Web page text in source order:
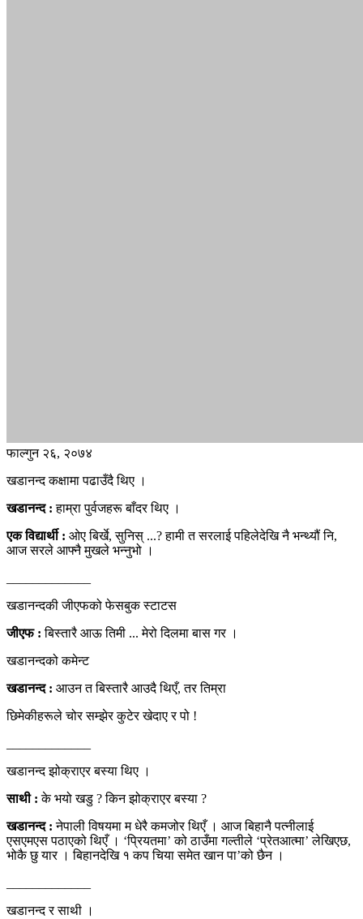
फाल्गुन २६, २०७४
खडानन्द कक्षामा पढाउँदै थिए ।
खडानन्द : हाम्रा पुर्वजहरू बाँदर थिए ।
एक विद्यार्थी : ओए बिर्खे, सुनिस् ...? हामी त सरलाई पहिलेदेखि नै भन्थ्यौं नि,
आज सरले आफ्नै मुखले भन्नुभो ।
खडानन्दकी जीएफको फेसबुक स्टाटस
जीएफ : बिस्तारै आऊ तिमी ... मेरो दिलमा बास गर ।
खडानन्दको कमेन्ट
खडानन्द : आउन त बिस्तारै आउदै थिएँ, तर तिम्रा
छिमेकीहरूले चोर सम्झेर कुटेर खेदाए र पो !
खडानन्द झोक्राएर बस्या थिए ।
साथी : के भयो खडु ? किन झोक्राएर बस्या ?
खडानन्द :नेपाली विषयमा म धेरै कमजोर थिएँ । आज बिहानै पत्नीलाई
एसएमएस पठाएको थिएँ । ‘प्रियतमा’ को ठाउँमा गल्तीले ‘प्रेतआत्मा’ लेखिएछ,
भोकै छु यार । बिहानदेखि १ कप चिया समेत खान पा’को छैन ।
खडानन्द र साथी ।